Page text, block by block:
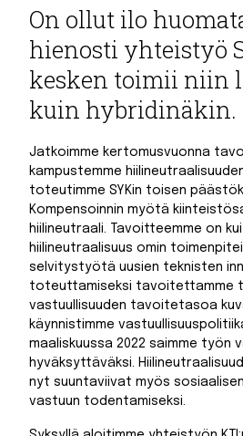
On ollut ilo
hienosti yhteistyö
kesken toimii niin
kuin hybridinäkin.
Jatkoimme kertomusvuonna
kampustemme
toteutimme SYKin toisen
Kompensoinnin myötä
hiilineutraali. Tavoitteemme on
hiilineutraalisuus omin
selvitystyötä uusien teknisten
toteuttamiseksi tavoitettamme
vastuullisuuden tavoitetasoa
käynnistimme
maaliskuussa 2022 saimme työn
hyväksyttäväksi.
nyt suuntaviivat myös
vastuun todentamiseksi.